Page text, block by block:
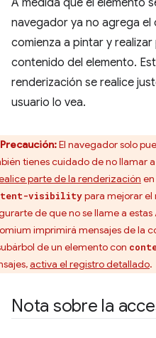
navegador ya no agrega
comienza a pintar y
contenido del elemento.
renderización se realice
usuario lo vea.
Precaución:El navegador solo
tienes cuidado de no llamar
parte de la renderización
visibilitypara mejorar
de que no se llame a
imprimirá mensajes de la
de un elemento con
activa el registro detallado.
Nota sobre la